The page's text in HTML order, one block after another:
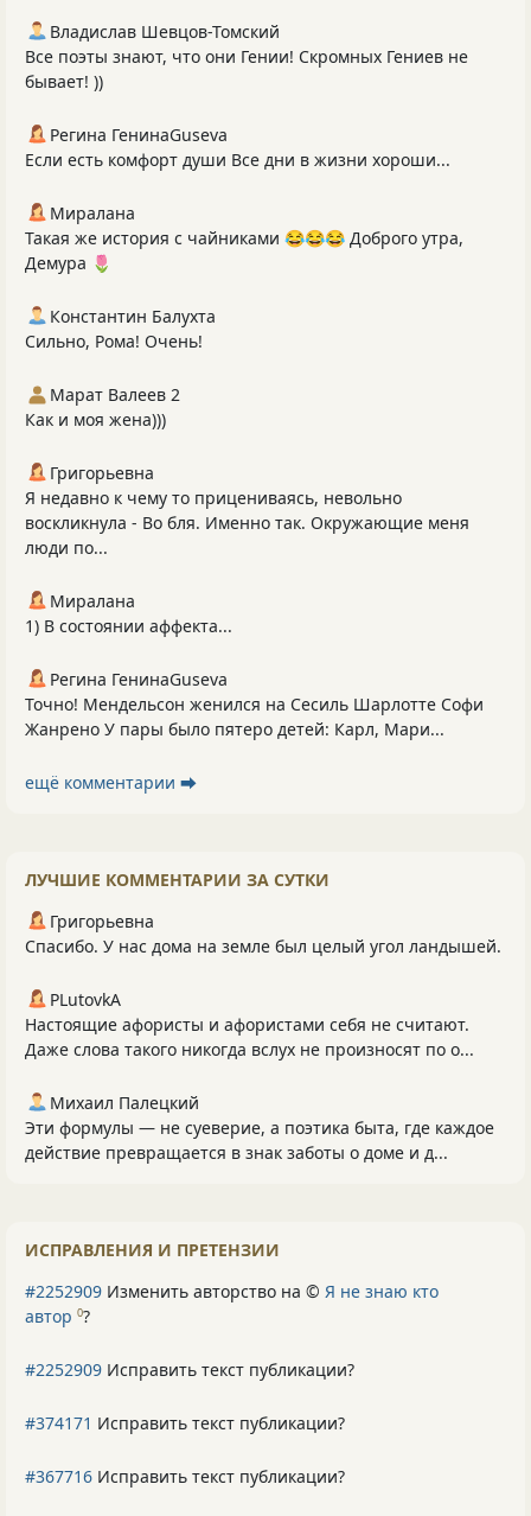
Владислав Шевцов-Томский
Все поэты знают, что они Гении! Скромных Гениев не
бывает! ))
Регина ГенинаGuseva
Если есть комфорт души Все дни в жизни хороши...
Миралана
Такая же история с чайниками 😂😂😂 Доброго утра,
Демура 🌷
Константин Балухта
Сильно, Рома! Очень!
Марат Валеев 2
Как и моя жена)))
Григорьевна
Я недавно к чему то прицениваясь, невольно
воскликнула - Во бля. Именно так. Окружающие меня
люди по...
Миралана
1) В состоянии аффекта...
Регина ГенинаGuseva
Точно! Мендельсон женился на Сесиль Шарлотте Софи
Жанрено У пары было пятеро детей: Карл, Мари...
ещё комментарии ⮕
ЛУЧШИЕ КОММЕНТАРИИ ЗА СУТКИ
Григорьевна
Спасибо. У нас дома на земле был целый угол ландышей.
PLutоvkА
Настоящие афористы и афористами себя не считают.
Даже слова такого никогда вслух не произносят по о...
Михаил Палецкий
Эти формулы — не суеверие, а поэтика быта, где каждое
действие превращается в знак заботы о доме и д...
ИСПРАВЛЕНИЯ И ПРЕТЕНЗИИ
#2252909 Изменить авторство на © Я не знаю кто
автор 0?
#2252909 Исправить текст публикации?
#374171 Исправить текст публикации?
#367716 Исправить текст публикации?